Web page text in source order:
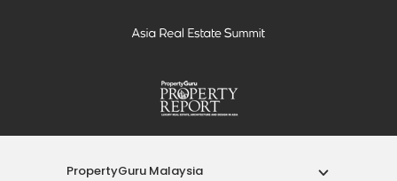
PropertyGuru Malaysia